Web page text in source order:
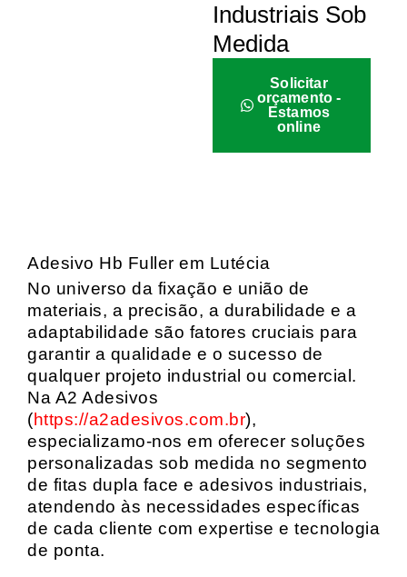
Industriais Sob
Medida
Solicitar
orçamento -
Estamos
online
Adesivo Hb Fuller em Lutécia
No universo da fixação e união de
materiais, a precisão, a durabilidade e a
adaptabilidade são fatores cruciais para
garantir a qualidade e o sucesso de
qualquer projeto industrial ou comercial.
Na A2 Adesivos
(https://a2adesivos.com.br),
especializamo-nos em oferecer soluções
personalizadas sob medida no segmento
de fitas dupla face e adesivos industriais,
atendendo às necessidades específicas
de cada cliente com expertise e tecnologia
de ponta.